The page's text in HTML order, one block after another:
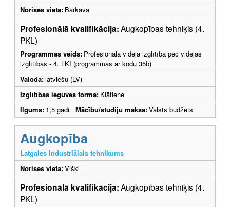
Norises vieta: Barkava
Profesionālā kvalifikācija:Augkopības tehniķis (4.
PKL)
Programmas veids: Profesionālā vidējā izglītība pēc vidējās
izglītības - 4. LKI (programmas ar kodu 35b)
Valoda:latviešu (LV)
Izglītības ieguves forma: Klātiene
Ilgums: 1,5 gadi Mācību/studiju maksa:Valsts budžets
Augkopība
Latgales Industriālais tehnikums
Norises vieta:Višķi
Profesionālā kvalifikācija:Augkopības tehniķis (4.
PKL)